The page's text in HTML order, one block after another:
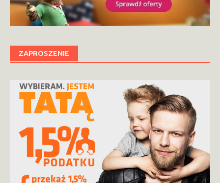
ZAPROSZENIE